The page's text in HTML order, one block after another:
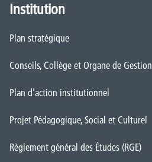
Institution
Plan stratégique
Conseils, Collège et Organe de Gestion
Plan d'action institutionnel
Projet Pédagogique, Social et Culturel
Règlement général des Études (RGE)